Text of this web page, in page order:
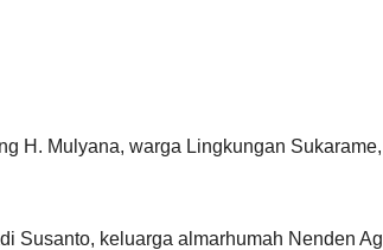
H. Mulyana, warga Lingkungan Sukarame,
Susanto, keluarga almarhumah Nenden